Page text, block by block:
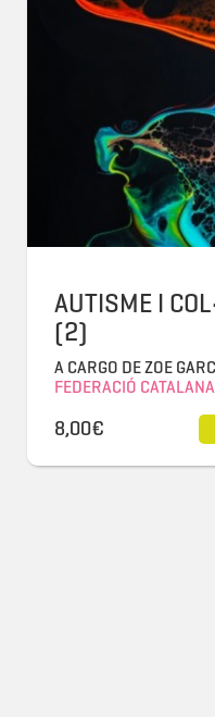
AUTISME I
(2)
A CARGO DE ZOE
FEDERACIÓ
8,00€